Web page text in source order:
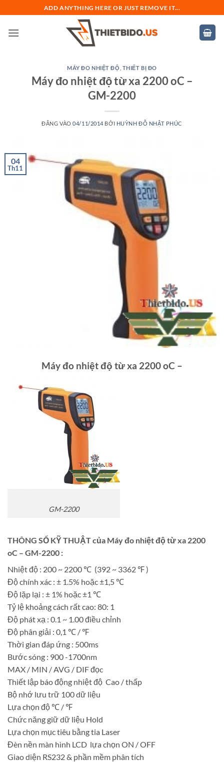
qua
nội
ADD ANYTHING HERE OR JUST REMOVE IT...
MÁY ĐO NHIỆT ĐỘ THIẾT BỊ ĐO
Máy đo nhiệt độ từ xa 2200 oC –
GM-2200
ĐĂNG VÀO04/11/2014 BỞI HUỲNH ĐỖ NHẬT PHÚC
04
Th11
Máy đo nhiệt độ từ xa 2200 oC –
GM-2200
THÔNG SỐ KỸ THUẬT của Máy đo nhiệt độ từ xa 2200
oC – GM-2200 :
Nhiệt độ : 200 ~ 2200 ℃ (392 ~ 3362 ℉ )
Độ chính xác : ± 1.5% hoặc ±1,5 ℃
Độ lặp lại : ± 1% hoặc ±1 ℃
Tỷ lệ khoảng cách rất cao: 80: 1
Độ phát xạ : 0.1 ~ 1.00 điều chỉnh
Độ phân giải : 0,1 ℃ / ℉
Thời gian đáp ứng : 500ms
Bước sóng : 900 -1700nm
MAX / MIN / AVG / DIF đọc
Thiết lập báo động nhiệt độ Cao / thấp
Bộ nhớ lưu trữ 100 dữ liệu
Lựa chọn độ ℃ / ℉
Chức năng giữ dữ liệu Hold
Lựa chọn mục tiêu bằng tia Laser
Đèn nền màn hình LCD lựa chọn ON / OFF
Giao diện RS232 & phần mềm phân tích